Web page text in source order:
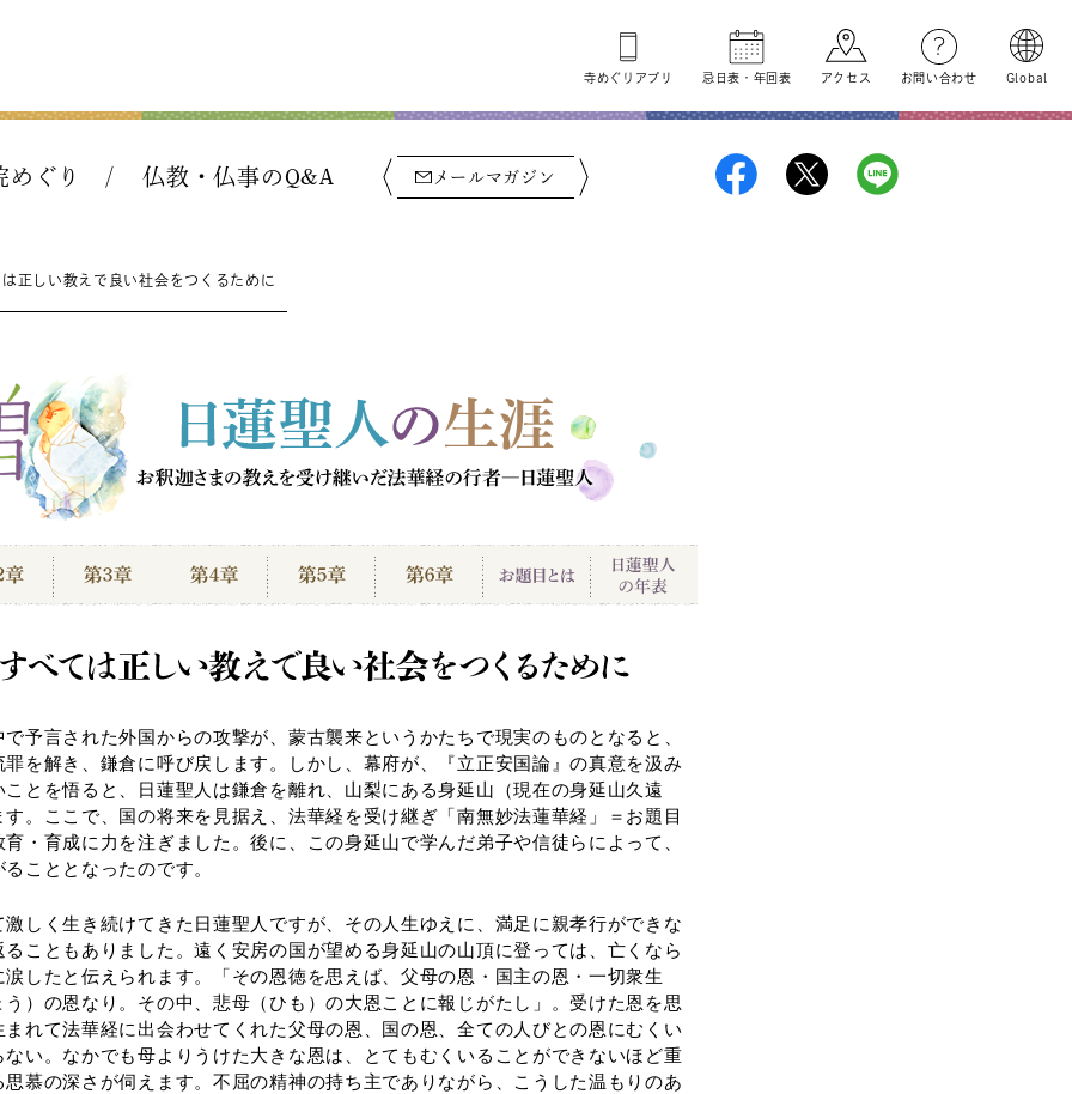
めぐり 仏教・仏事のQ&A メールマガジン
寺めぐり アプリ 忌日表 ・ 年回表 アクセス お問い合わせ Global
正しい教えで良い社会をつくるために
予言された外国からの攻撃が、蒙古襲来というかたちで現実のものとなると、
を解き、鎌倉に呼び戻します。しかし、幕府が、『立正安国論』の真意を汲み
とを悟ると、日蓮聖人は鎌倉を離れ、山梨にある身延山（現在の身延山久遠
。ここで、国の将来を見据え、法華経を受け継ぎ「南無妙法蓮華経」＝お題目
・育成に力を注ぎました。後に、この身延山で学んだ弟子や信徒らによって、
こととなったのです。
しく生き続けてきた日蓮聖人ですが、その人生ゆえに、満足に親孝行ができな
こともありました。遠く安房の国が望める身延山の山頂に登っては、亡くなら
したと伝えられます。「その恩徳を思えば、父母の恩・国主の恩・一切衆生
）の恩なり。その中、悲母（ひも）の大恩ことに報じがたし」。受けた恩を思
れて法華経に出会わせてくれた父母の恩、国の恩、全ての人びとの恩にむくい
い。なかでも母よりうけた大きな恩は、とてもむくいることができないほど重
慕の深さが伺えます。不屈の精神の持ち主でありながら、こうした温もりのあ